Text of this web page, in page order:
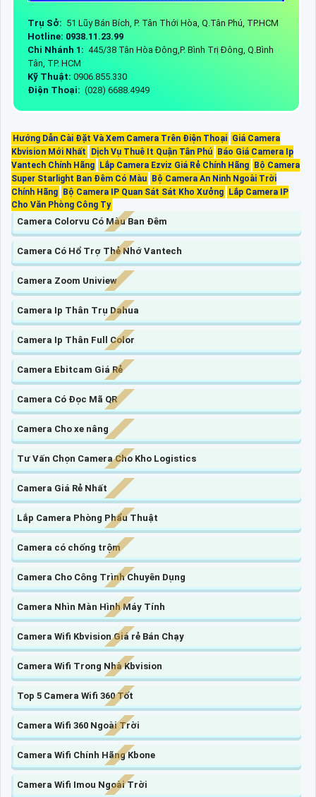
Trụ Sở: 51 Lũy Bán Bích, P. Tân Thới Hòa, Q.Tân Phú, TP.HCM
Hotline: 0938.11.23.99
Chi Nhánh 1: 445/38 Tân Hòa Đông,P. Bình Trị Đông, Q.Bình
Tân, TP. HCM
Kỹ Thuật: 0906.855.330
Điện Thoại: (028) 6688.4949
Hướng Dẫn Cài Đặt Và Xem Camera Trên Điện Thoại Giá Camera
Kbvision Mới Nhất
Dịch Vụ Thuê It Quận Tân Phú
Báo Giá Camera Ip
Vantech Chính Hãng
Lắp Camera Ezviz Giá Rẻ Chính Hãng
Bộ Camera
Super Starlight Ban Đêm Có Màu
Bộ Camera An Ninh Ngoài Trời
Chính Hãng
Bộ Camera IP Quan Sát Sát Kho Xưởng
Lắp Camera IP
Cho Văn Phòng Công Ty
Camera Colorvu Có Màu Ban Đêm
Camera Có Hổ Trợ Thẻ Nhớ Vantech
Camera Zoom Uniview
Camera Ip Thân Trụ Dahua
Camera Ip Thân Full Color
Camera Ebitcam Giá Rẻ
Camera Có Đọc Mã QR
Camera Cho xe nâng
Tư Vấn Chọn Camera Cho Kho Logistics
Camera Giá Rẻ Nhất
Lắp Camera Phòng Phẩu Thuật
Camera có chống trộm
Camera Cho Công Trình Chuyên Dụng
Camera Nhìn Màn Hình Máy Tính
Camera Wifi Kbvision Giá rẻ Bán Chạy
Camera Wifi Trong Nhà Kbvision
Top 5 Camera Wifi 360 Tốt
Camera Wifi 360 Ngoài Trời
Camera Wifi Chính Hãng Kbone
Camera Wifi Imou Ngoài Trời